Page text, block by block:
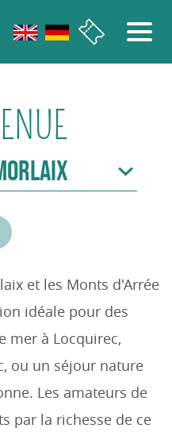
et les Monts d'Arrée
idéale pour des
mer à Locquirec,
ou un séjour nature
Les amateurs de
par la richesse de ce